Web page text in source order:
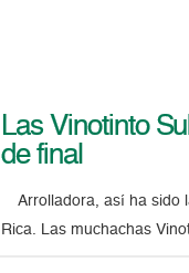
Las Vinotinto
de final
Arrolladora, así ha sido
Rica. Las muchachas